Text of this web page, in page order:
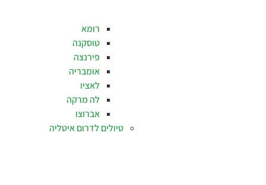
רומא
טוסקנה
פירנצה
אומבריה
לאציו
לה מרקה
אברוצו
טיולים לדרום איטליה